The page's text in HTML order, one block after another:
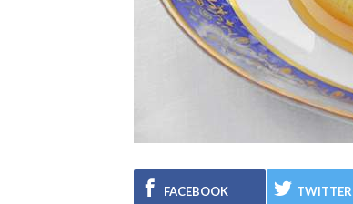
FACEBOOK TWITTER